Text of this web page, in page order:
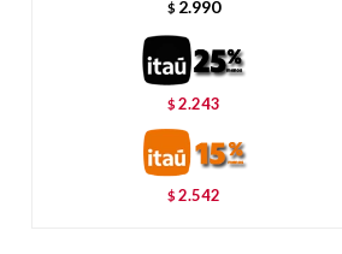
$ 2.990
$2.243
$2.542